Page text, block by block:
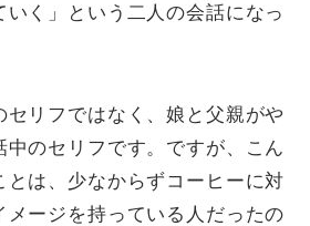
いく」という二人の会話になっ
セリフではなく、娘と父親がや
中のセリフです。ですが、こん
とは、少なからずコーヒーに対
メージを持っている人だったの